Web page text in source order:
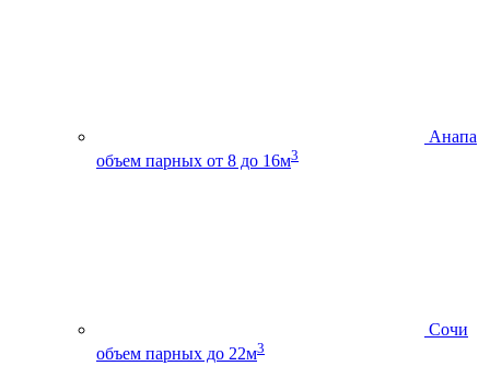
Анапа
объем парных от 8 до 16м3
Сочи
объем парных до 22м3